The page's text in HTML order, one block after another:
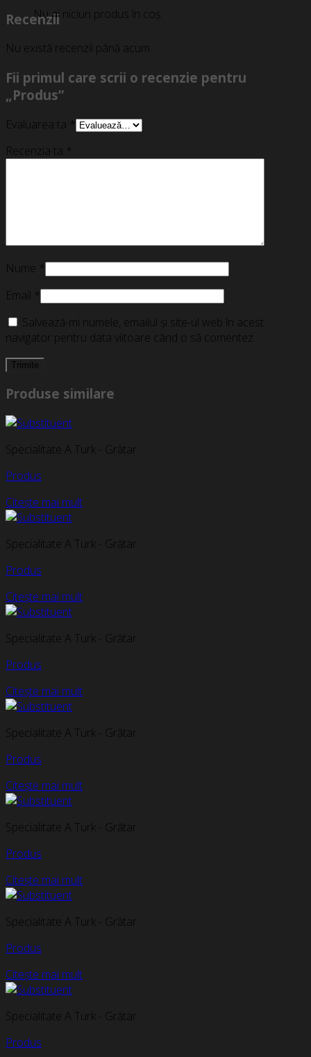
Nu ai niciun produs în coș.
Recenzii
Nu există recenzii până acum.
Fii primul care scrii o recenzie pentru
„Produs”
Evaluarea ta *
Recenzia ta *
Nume *
Email *
Salvează-mi numele, emailul și site-ul web în acest
navigator pentru data viitoare când o să comentez.
Produse similare
Specialitate A Turk - Grătar
Produs
Citește mai mult
Specialitate A Turk - Grătar
Produs
Citește mai mult
Specialitate A Turk - Grătar
Produs
Citește mai mult
Specialitate A Turk - Grătar
Produs
Citește mai mult
Specialitate A Turk - Grătar
Produs
Citește mai mult
Specialitate A Turk - Grătar
Produs
Citește mai mult
Specialitate A Turk - Grătar
Produs